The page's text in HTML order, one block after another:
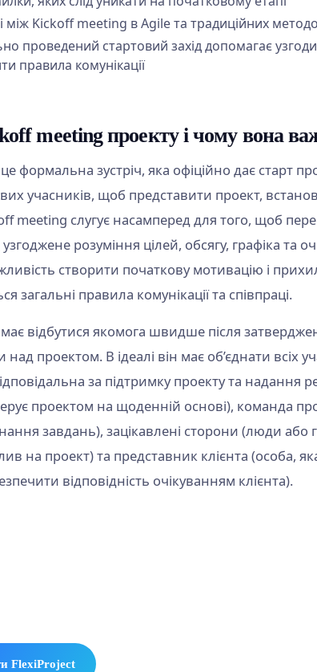
між Kickoff meeting в Agile та традиційних
проведений стартовий захід допомагає
правила комунікації
meeting проекту і чому вона
формальна зустріч, яка офіційно дає старт
учасників, щоб представити проект,
meeting слугує насамперед для того, щоб
розуміння цілей, обсягу, графіка та
створити початкову мотивацію і
загальні правила комунікації та співпраці.
відбутися якомога швидше після
проектом. В ідеалі він має об’єднати всіх
за підтримку проекту та надання
проектом на щоденній основі), команда
завдань), зацікавлені сторони (люди
на проект) та представник клієнта (особа,
відповідність очікуванням клієнта).
FlexiProject